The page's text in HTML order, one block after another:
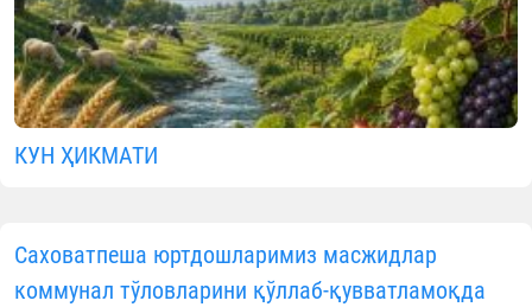
КУН ҲИКМАТИ
Саховатпеша юртдошларимиз масжидлар
коммунал тўловларини қўллаб-қувватламоқда